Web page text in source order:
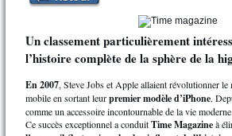
Un classement particulièrement
l’histoire complète de la sphère de la
En 2007, Steve Jobs et Apple allaient révolutionner le
mobile en sortant leurpremier modèle d’iPhone.
comme un accessoire incontournable de la vie moderne.
Ce succès exceptionnel a conduitTime Magazineà